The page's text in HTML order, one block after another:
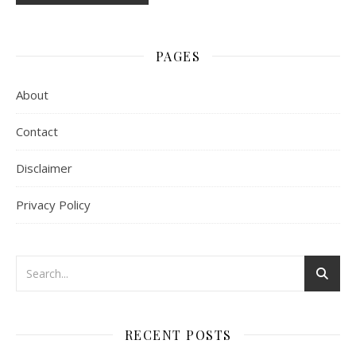
PAGES
About
Contact
Disclaimer
Privacy Policy
RECENT POSTS